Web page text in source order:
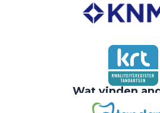
Wat vinden